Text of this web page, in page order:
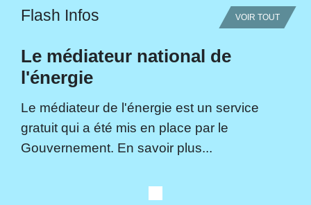
Flash Infos VOIR TOUT
Le médiateur national de
l'énergie
Le médiateur de l'énergie est un service
gratuit qui a été mis en place par le
Gouvernement. En savoir plus...